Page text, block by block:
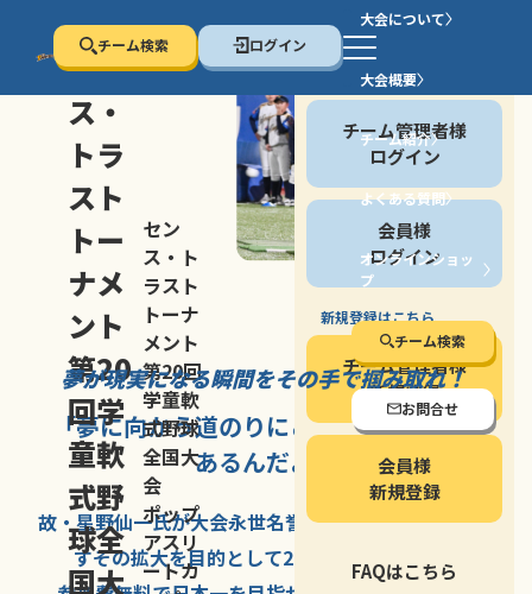
チーム検索 ログイン
大会について
大会概要
チーム紹介
よくある質問
オンラインショッ
プ
チーム検索
お問合せ
停止する
セン
ス・
トラ
スト
トー
ナメ
ント
第20
回学
童軟
式野
球全
国大
セン
ス・ト
ラスト
トーナ
メント
第20回
学童軟
式野球
全国大
会
ポップ
アスリ
ートカ
会員の方
チーム管理者様
ログイン
会員様
ログイン
新規登録はこちら
チーム管理者様
新規登録
会員様
新規登録
FAQはこちら
夢が現実になる瞬間をその手で掴み取れ！
「夢に向かう道のりにこそ大きな意味が
あるんだよ」
故・星野仙一氏が大会永世名誉会長を務める、野球の
すその拡大を目的として2007年に